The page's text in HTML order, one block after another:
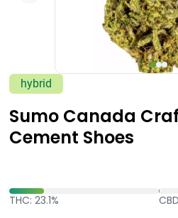
hybrid
Sumo Canada
Cement Shoes
THC: 23.1%